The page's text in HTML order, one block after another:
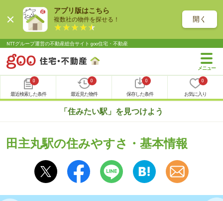
アプリ版はこちら
複数社の物件を探せる！ 開く
NTTグループ運営の不動産総合サイト goo住宅・不動産
0
最近検索した条件
0
最近見た物件
0
保存した条件
0
お気に入り
「住みたい駅」を見つけよう
田主丸駅の住みやすさ・基本情報